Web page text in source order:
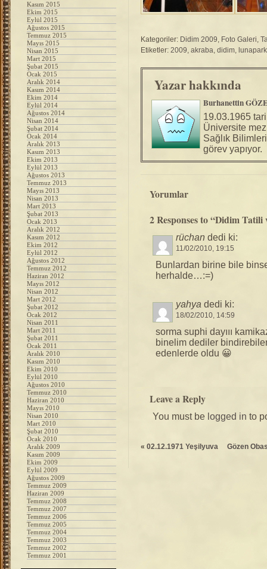
Kasım 2015
Ekim 2015
Eylül 2015
Ağustos 2015
Temmuz 2015
Mayıs 2015
Nisan 2015
Mart 2015
Şubat 2015
Ocak 2015
Aralık 2014
Kasım 2014
Ekim 2014
Eylül 2014
Ağustos 2014
Nisan 2014
Şubat 2014
Ocak 2014
Aralık 2013
Kasım 2013
Ekim 2013
Eylül 2013
Ağustos 2013
Temmuz 2013
Mayıs 2013
Nisan 2013
Mart 2013
Şubat 2013
Ocak 2013
Aralık 2012
Kasım 2012
Ekim 2012
Eylül 2012
Ağustos 2012
Temmuz 2012
Haziran 2012
Mayıs 2012
Nisan 2012
Mart 2012
Şubat 2012
Ocak 2012
Nisan 2011
Mart 2011
Şubat 2011
Ocak 2011
Aralık 2010
Kasım 2010
Ekim 2010
Eylül 2010
Ağustos 2010
Temmuz 2010
Haziran 2010
Mayıs 2010
Nisan 2010
Mart 2010
Şubat 2010
Ocak 2010
Aralık 2009
Kasım 2009
Ekim 2009
Eylül 2009
Ağustos 2009
Temmuz 2009
Haziran 2009
Temmuz 2008
Temmuz 2007
Temmuz 2006
Temmuz 2005
Temmuz 2004
Temmuz 2003
Temmuz 2002
Temmuz 2001
Kategoriler: Didim 2009, Foto Galeri,
Etiketler: 2009, akraba, didim, lunapark
Yazar hakkında
Burhanettin
19.03.1965
Üniversite
Sağlık
görev yapıyor.
Yorumlar
2 Responses to “Didim
rüchan dedi ki:
11/02/2010, 19:15
Bunlardan birine bile
herhalde…:=)
yahya dedi ki:
18/02/2010, 14:59
sorma suphi dayııı
binelim dediler
edenlerde oldu 😀
Leave a Reply
You must be logged in to
« 02.12.1971 Yeşilyuva Gözen